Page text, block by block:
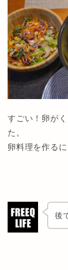
すごい！卵が
た。
卵料理を作る
後